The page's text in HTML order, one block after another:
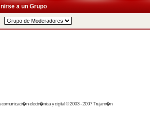
a un Grupo
comunicaci�n electr�nica y digital © 2003 - 2007 Trujam�n